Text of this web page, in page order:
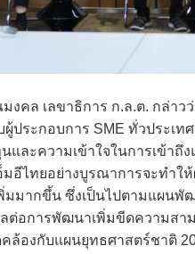
งคล เลขาธิการ ก.ล.ต. กล่า
ประกอบการ SME ทั่วประเท
ละความเข้าใจในการเข้าถึ
อีไทยอย่างบูรณาการจะทำใ
มมากขึ้น ซึ่งเป็นไปตามแผนพั
ลต่อการพัฒนาเพิ่มขีดความส
ล้องกับแผนยุทธศาสตร์ชาติ